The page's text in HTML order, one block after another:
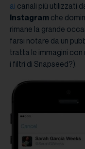
ai canali più utilizzati
Instagram che
rimane la grande
farsi notare da un
tratta le immagini
i filtri di Snapseed?).